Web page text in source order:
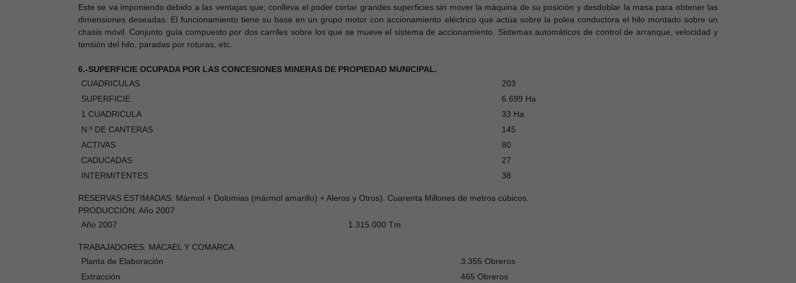
Este se va imponiendo debido a las ventajas que; conlleva el poder cortar grandes superficies sin mover la máquina de su posición y desdoblar la masa para obtener las
dimensiones deseadas. El funcionamiento tiene su base en un grupo motor con accionamiento eléctrico que actúa sobre la polea conductora el hilo montado sobre un
chasis móvil. Conjunto guía compuesto por dos carriles sobre los que se mueve el sistema de accionamiento. Sistemas automáticos de control de arranque, velocidad y
tensión del hilo, paradas por roturas, etc.
6.-SUPERFICIE OCUPADA POR LAS CONCESIONES MINERAS DE PROPIEDAD MUNICIPAL.
CUADRICULAS
203
SUPERFICIE
6.699 Ha
1 CUADRICULA
33 Ha
N.º DE CANTERAS
145
ACTIVAS
80
CADUCADAS
27
INTERMITENTES
38
RESERVAS ESTIMADAS: Mármol + Dolomias (mármol amarillo) + Aleros y Otros). Cuarenta Millones de metros cúbicos.
PRODUCCIÓN: Año 2007
Año 2007
1.315.000 Tm
TRABAJADORES: MACAEL Y COMARCA:
Planta de Elaboración
3.355 Obreros
Extracción
465 Obreros